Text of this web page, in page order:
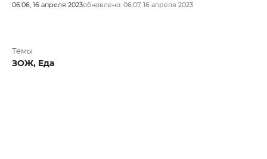
06:06, 16 апреля 2023обновлено: 06:07, 16 апреля 2023
Темы
ЗОЖ, Еда